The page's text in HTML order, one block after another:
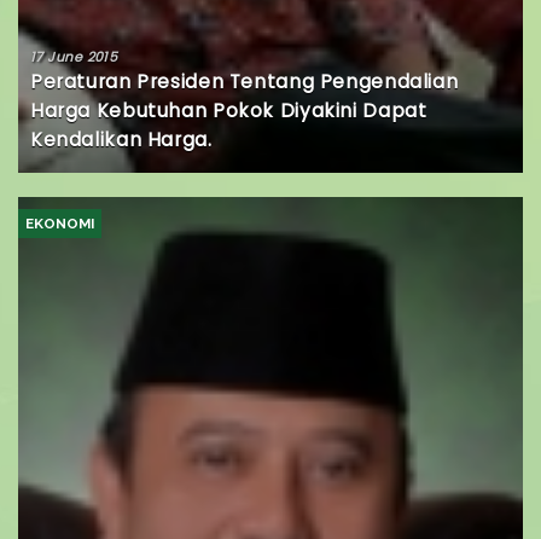
17 June 2015
Peraturan Presiden Tentang Pengendalian
Harga Kebutuhan Pokok Diyakini Dapat
Kendalikan Harga.
EKONOMI